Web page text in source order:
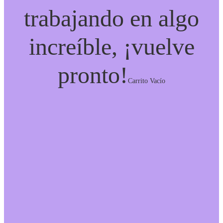
trabajando en algo
increíble, ¡vuelve
pronto!